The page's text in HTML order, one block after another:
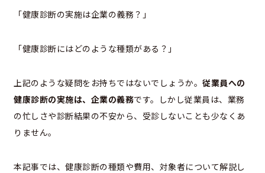
「健康診断の実施は企業の義務？」
「健康診断にはどのような種類がある？」
上記のような疑問をお持ちではないでしょうか。 従業員への
健康診断の実施は、企業の義務です。しかし従業員は、業務
の忙しさや診断結果の不安から、受診しないことも少なくあ
りません。
本記事では、健康診断の種類や費用、対象者について解説し